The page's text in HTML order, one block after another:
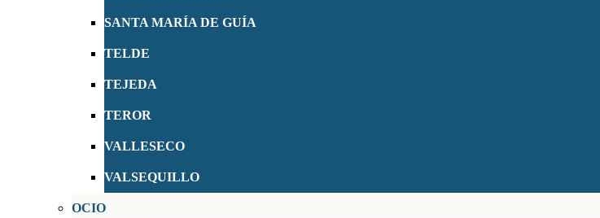
SANTA MARÍA DE GUÍA
TELDE
TEJEDA
TEROR
VALLESECO
VALSEQUILLO
OCIO